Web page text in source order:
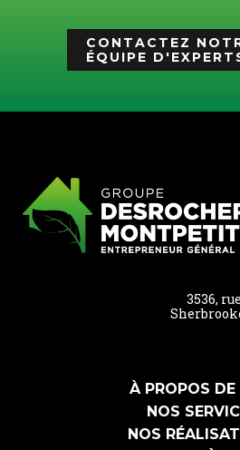
CONTACTEZ
ÉQUIPE
3536,
À PROPOS DE
NOS
NOS